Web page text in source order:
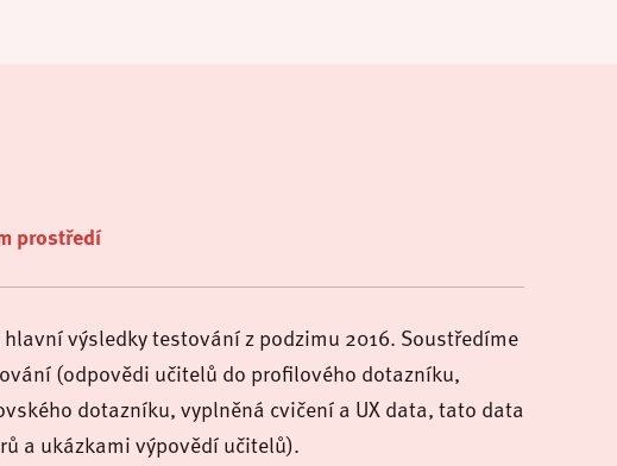
prostředí
výsledky testování z podzimu 2016. Soustředíme
(odpovědi učitelů do profilového dotazníku,
dotazníku, vyplněná cvičení a UX data, tato data
a ukázkami výpovědí učitelů).